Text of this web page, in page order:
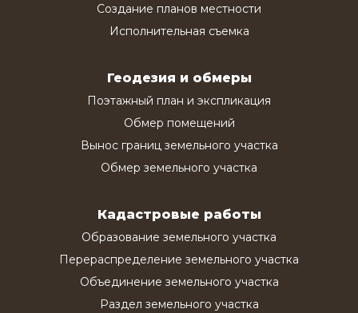
Создание планов местности
Исполнительная съемка
Геодезия и обмеры
Поэтажный план и экспликация
Обмер помещений
Вынос границ земельного участка
Обмер земельного участка
Кадастровые работы
Образование земельного участка
Перераспределение земельного участка
Объединение земельного участка
Раздел земельного участка